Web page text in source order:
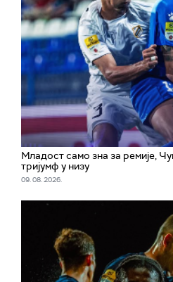
Младост само зна за ремије,
тријумф у низу
09. 08. 2026.